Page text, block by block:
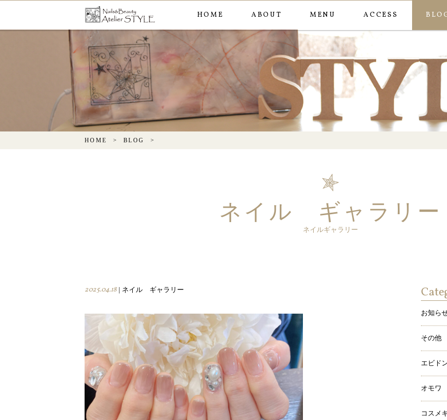
HOME ABOUT MENU ACCESS
HOME BLOG
ネイル ギャラリー
ネイルギャラリー
2025.04.18| ネイル ギャラリー
お知ら
その他
エビド
オモワ
コスメ